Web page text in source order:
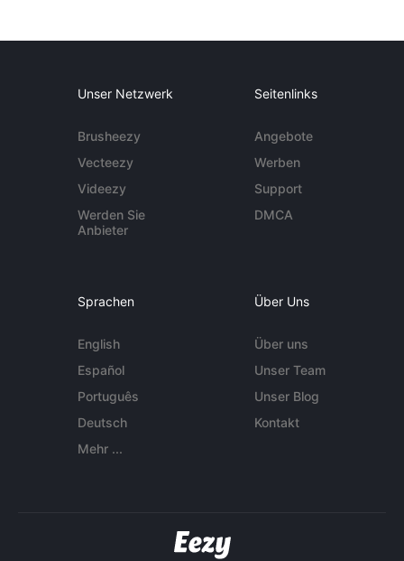
Unser Netzwerk
Brusheezy
Vecteezy
Videezy
Werden Sie
Anbieter
Seitenlinks
Angebote
Werben
Support
DMCA
Sprachen
English
Español
Português
Deutsch
Mehr ...
Über Uns
Über uns
Unser Team
Unser Blog
Kontakt